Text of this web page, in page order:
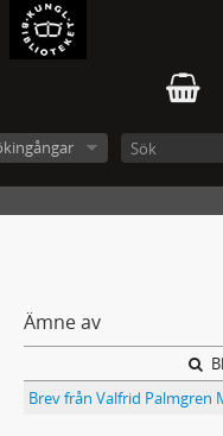
Ämne av
Brev från Valfrid Palmgren